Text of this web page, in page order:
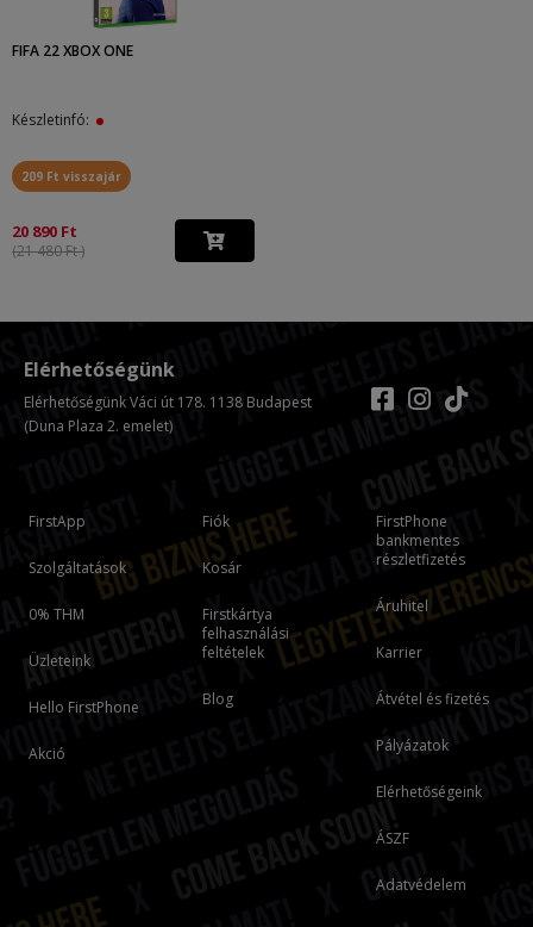
FIFA 22 XBOX ONE
Készletinfó:
209 Ft visszajár
20 890 Ft
(21 480 Ft )
FirstApp
Szolgáltatások
0% THM
Üzleteink
Hello FirstPhone
Akció
Fiók
Kosár
Firstkártya
felhasználási
feltételek
Blog
FirstPhone
bankmentes
részletfizetés
Áruhitel
Karrier
Átvétel és fizetés
Pályázatok
Elérhetőségeink
ÁSZF
Adatvédelem
Elérhetőségünk
Elérhetőségünk Váci út 178. 1138 Budapest
(Duna Plaza 2. emelet)